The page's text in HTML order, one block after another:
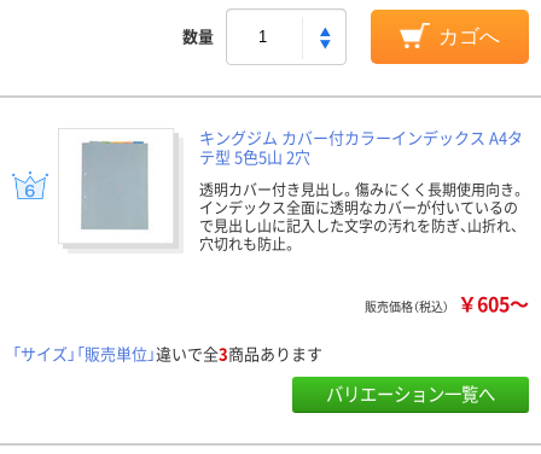
数量 カゴへ
キングジム カバー付カラーインデックス A4タ
テ型 5色5山 2穴
透明カバー付き見出し。傷みにくく長期使用向き。
インデックス全面に透明なカバーが付いているの
で見出し山に記入した文字の汚れを防ぎ、山折れ、
穴切れも防止。
販売価格（税込） ￥605～
「サイズ」「販売単位」違いで全3商品あります
バリエーション一覧へ